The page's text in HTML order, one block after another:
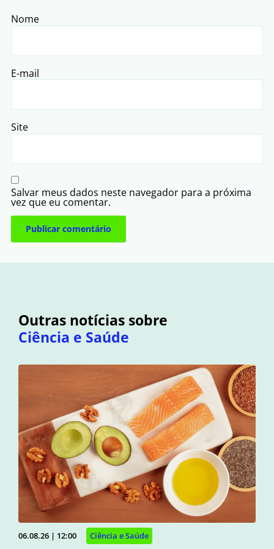
Nome
E-mail
Site
Salvar meus dados neste navegador para a próxima
vez que eu comentar.
Outras notícias sobre
Ciência e Saúde
06.08.26 | 12:00 Ciência e Saúde